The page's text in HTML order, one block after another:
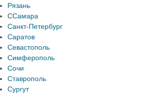
Рязань
ССамара
Санкт-Петербург
Саратов
Севастополь
Симферополь
Сочи
Ставрополь
Сургут